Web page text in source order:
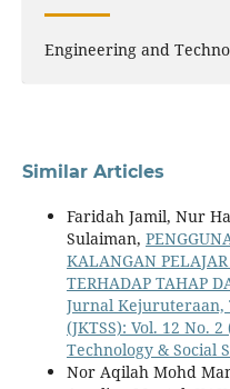
Engineering and
Similar Articles
Faridah Jamil, Nur
Sulaiman,
KALANGAN
TERHADAP TAHAP
Jurnal Kejuruteraan,
(JKTSS): Vol. 12 No.
Technology & Social
Nor Aqilah Mohd